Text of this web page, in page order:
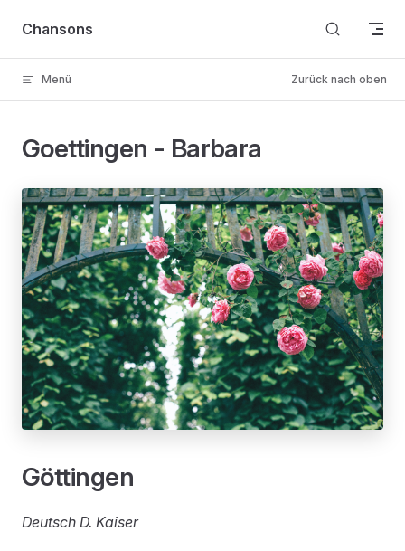
Skip to content
Chansons
Menü Zurück nach oben
Goettingen - Barbara
Göttingen
Deutsch D. Kaiser